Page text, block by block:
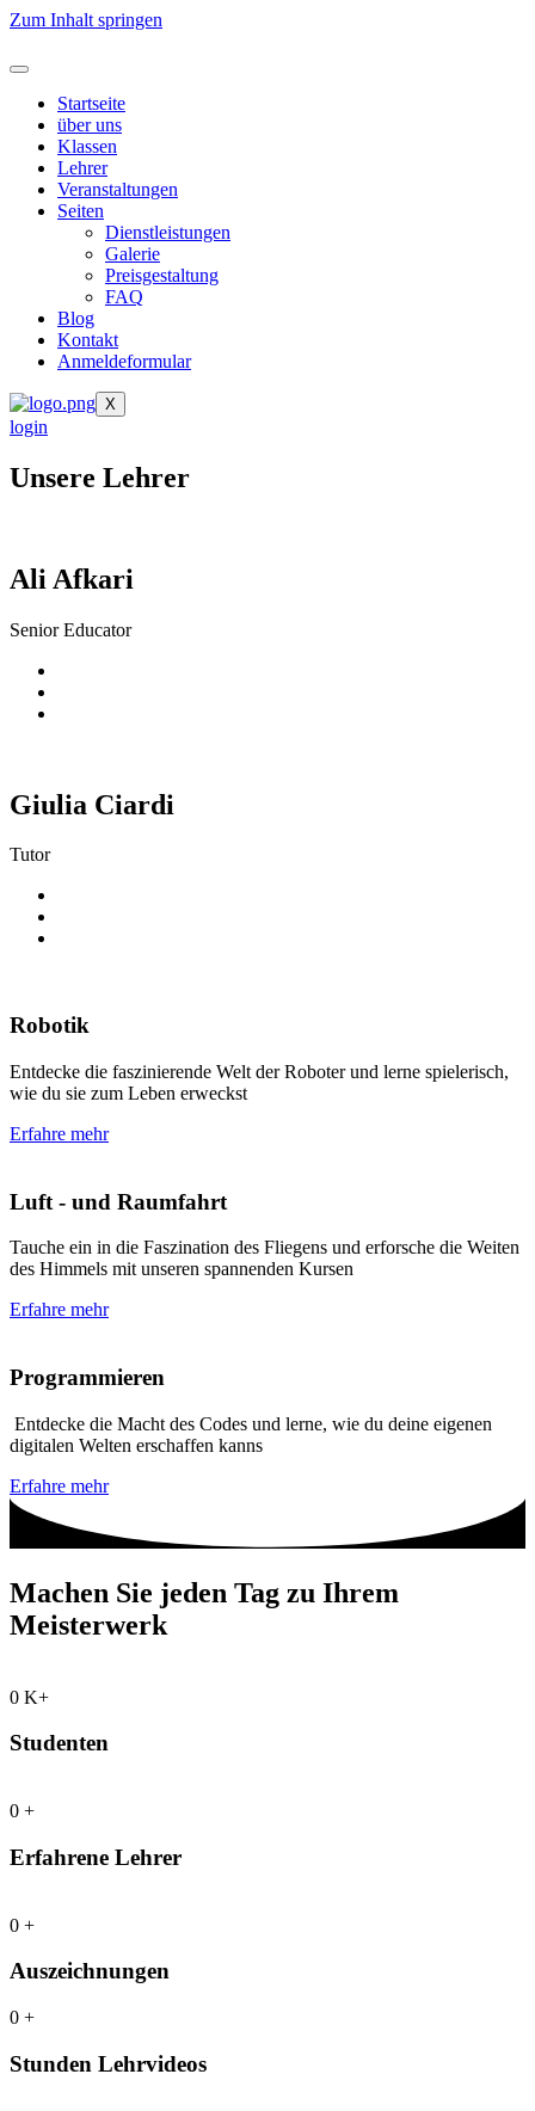
Zum Inhalt springen
Startseite
über uns
Klassen
Lehrer
Veranstaltungen
Seiten
Dienstleistungen
Galerie
Preisgestaltung
FAQ
Blog
Kontakt
Anmeldeformular
X
login
Unsere Lehrer
Ali Afkari
Senior Educator
Giulia Ciardi
Tutor
Robotik
Entdecke die faszinierende Welt der Roboter und lerne spielerisch,
wie du sie zum Leben erweckst
Erfahre mehr
Luft - und Raumfahrt
Tauche ein in die Faszination des Fliegens und erforsche die Weiten
des Himmels mit unseren spannenden Kursen
Erfahre mehr
Programmieren
Entdecke die Macht des Codes und lerne, wie du deine eigenen
digitalen Welten erschaffen kanns
Erfahre mehr
Machen Sie jeden Tag zu Ihrem
Meisterwerk
0 K+
Studenten
0 +
Erfahrene Lehrer
0 +
Auszeichnungen
0 +
Stunden Lehrvideos